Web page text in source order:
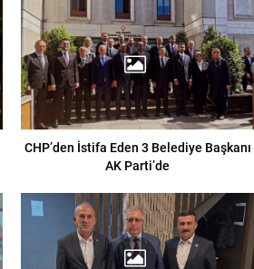
CHP’den İstifa Eden 3 Belediye Başkanı
AK Parti’de